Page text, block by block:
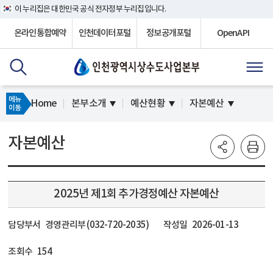
이 누리집은 대한민국 공식 전자정부 누리집입니다.
온라인통합예약 인천데이터포털 정보공개포털 OpenAPI
메뉴
이동
Home 본부소개 예산현황 자본예산
자본예산
2025년 제1회 추가경정예산 자본예산
담당부서 경영관리부 (032-720-2035) 작성일 2026-01-13
조회수 154